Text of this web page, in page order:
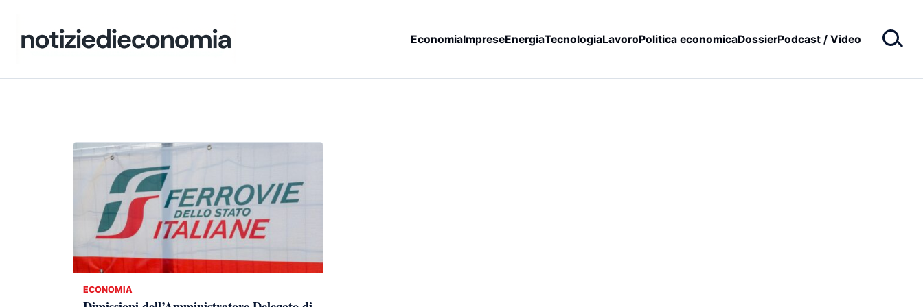
EconomiaImpreseEnergiaTecnologiaLavoroPolitica economicaDossierPodcast / Video
ECONOMIA